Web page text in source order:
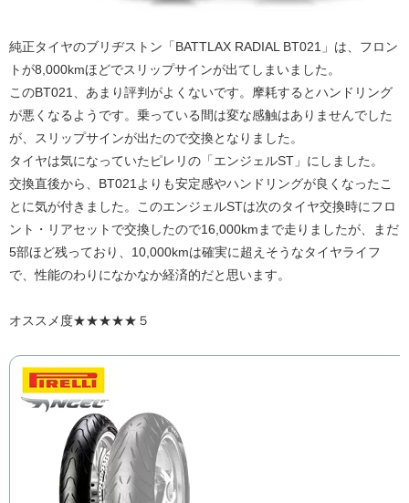
純正タイヤのブリヂストン「BATTLAX RADIAL BT021」は、フロン
トが8,000kmほどでスリップサインが出てしまいました。
このBT021、あまり評判がよくないです。摩耗するとハンドリング
が悪くなるようです。乗っている間は変な感触はありませんでした
が、スリップサインが出たので交換となりました。
タイヤは気になっていたピレリの「エンジェルST」にしました。
交換直後から、BT021よりも安定感やハンドリングが良くなったこ
とに気が付きました。このエンジェルSTは次のタイヤ交換時にフロ
ント・リアセットで交換したので16,000kmまで走りましたが、まだ
5部ほど残っており、10,000kmは確実に超えそうなタイヤライフ
で、性能のわりになかなか経済的だと思います。
オススメ度★★★★★５